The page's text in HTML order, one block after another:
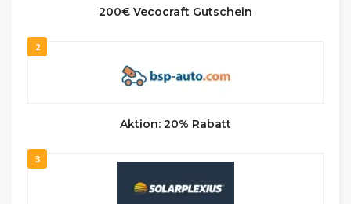
200€ Vecocraft Gutschein
2
Aktion: 20% Rabatt
3